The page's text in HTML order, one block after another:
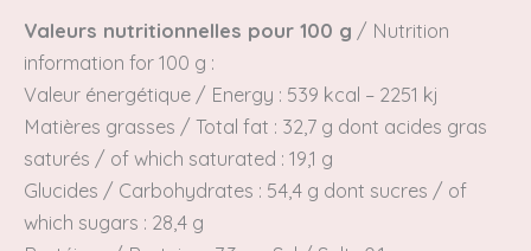
Valeurs nutritionnelles pour 100 g / Nutrition
information for 100 g :
Valeur énergétique / Energy : 539 kcal – 2251 kj
Matières grasses / Total fat : 32,7 g dont acides gras
saturés / of which saturated : 19,1 g
Glucides / Carbohydrates : 54,4 g dont sucres / of
which sugars : 28,4 g